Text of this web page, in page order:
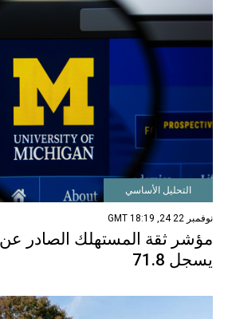
التحليل الأساسي
نوفمبر 22 24, 18:19 GMT
مؤشر ثقة المستهلك الصادر
يسجل 71.8